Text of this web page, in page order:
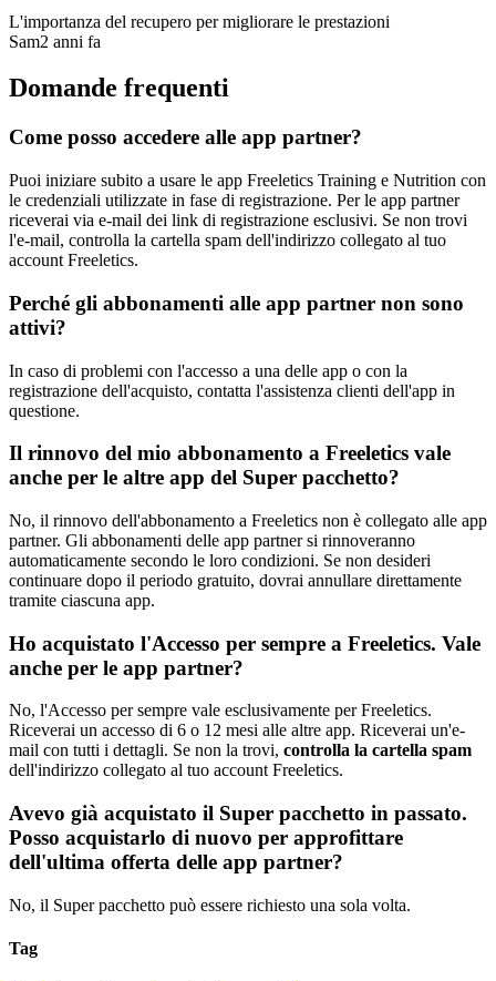
L'importanza del recupero per migliorare le prestazioni
Sam2 anni fa
Domande frequenti
Come posso accedere alle app partner?
Puoi iniziare subito a usare le app Freeletics Training e Nutrition con
le credenziali utilizzate in fase di registrazione. Per le app partner
riceverai via e-mail dei link di registrazione esclusivi. Se non trovi
l'e-mail, controlla la cartella spam dell'indirizzo collegato al tuo
account Freeletics.
Perché gli abbonamenti alle app partner non sono
attivi?
In caso di problemi con l'accesso a una delle app o con la
registrazione dell'acquisto, contatta l'assistenza clienti dell'app in
questione.
Il rinnovo del mio abbonamento a Freeletics vale
anche per le altre app del Super pacchetto?
No, il rinnovo dell'abbonamento a Freeletics non è collegato alle app
partner. Gli abbonamenti delle app partner si rinnoveranno
automaticamente secondo le loro condizioni. Se non desideri
continuare dopo il periodo gratuito, dovrai annullare direttamente
tramite ciascuna app.
Ho acquistato l'Accesso per sempre a Freeletics. Vale
anche per le app partner?
No, l'Accesso per sempre vale esclusivamente per Freeletics.
Riceverai un accesso di 6 o 12 mesi alle altre app. Riceverai un'e-
mail con tutti i dettagli. Se non la trovi, controlla la cartella spam
dell'indirizzo collegato al tuo account Freeletics.
Avevo già acquistato il Super pacchetto in passato.
Posso acquistarlo di nuovo per approfittare
dell'ultima offerta delle app partner?
No, il Super pacchetto può essere richiesto una sola volta.
Tag